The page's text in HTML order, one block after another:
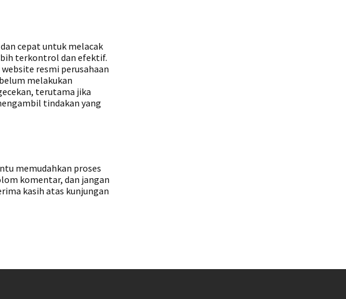
cepat untuk melacak
terkontrol dan efektif.
resmi perusahaan
melakukan
terutama jika
tindakan yang
memudahkan proses
komentar, dan jangan
kasih atas kunjungan